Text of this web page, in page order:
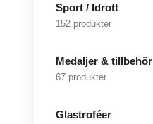
Sport / Idrott
152 produkter
Medaljer & tillbehör
67 produkter
Glastroféer